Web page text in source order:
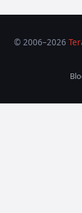
© 2006–2026